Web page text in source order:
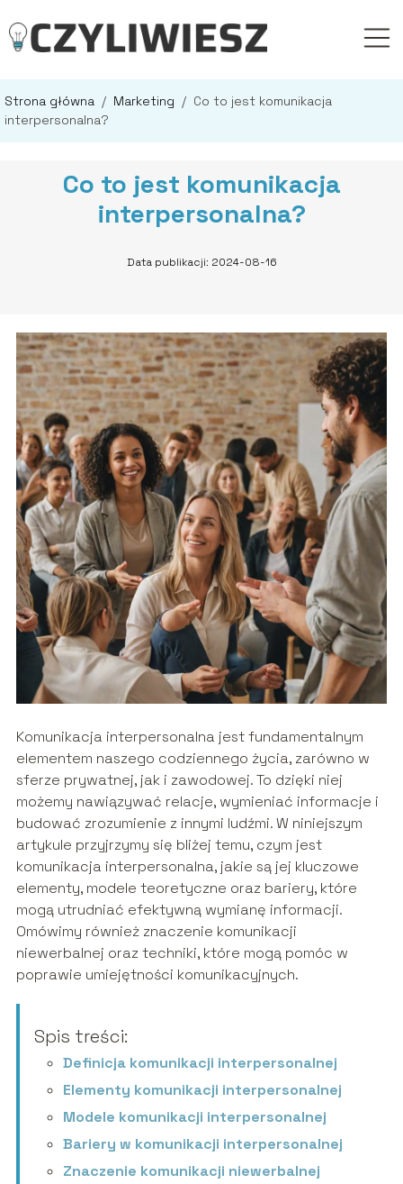
Strona główna / Marketing / Co to jest komunikacja
interpersonalna?
Co to jest komunikacja
interpersonalna?
Data publikacji: 2024-08-16
Komunikacja interpersonalna jest fundamentalnym
elementem naszego codziennego życia, zarówno w
sferze prywatnej, jak i zawodowej. To dzięki niej
możemy nawiązywać relacje, wymieniać informacje i
budować zrozumienie z innymi ludźmi. W niniejszym
artykule przyjrzymy się bliżej temu, czym jest
komunikacja interpersonalna, jakie są jej kluczowe
elementy, modele teoretyczne oraz bariery, które
mogą utrudniać efektywną wymianę informacji.
Omówimy również znaczenie komunikacji
niewerbalnej oraz techniki, które mogą pomóc w
poprawie umiejętności komunikacyjnych.
Spis treści:
Definicja komunikacji interpersonalnej
Elementy komunikacji interpersonalnej
Modele komunikacji interpersonalnej
Bariery w komunikacji interpersonalnej
Znaczenie komunikacji niewerbalnej